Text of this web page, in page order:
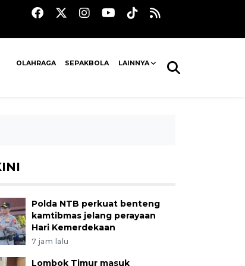
OLAHRAGA SEPAKBOLA LAINNYA
Polda NTB perkuat benteng
kamtibmas jelang perayaan
Hari Kemerdekaan
7 jam lalu
Lombok Timur masuk